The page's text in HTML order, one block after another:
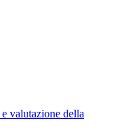
valutazione della